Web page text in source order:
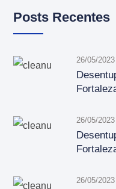
Posts Recentes
26/05/2023
26/05/2023
26/05/2023